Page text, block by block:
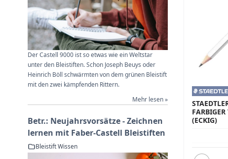
ARBIGER
ECKIG)
Der Castell 9000 ist so etwas wie ein Weltstar
unter den Bleistiften. Schon Joseph Beuys oder
Heinrich Böll schwärmten von dem grünen Bleistift
mit den zwei kämpfenden Rittern.
Mehr lesen »
Betr.: Neujahrsvorsätze - Zeichnen
lernen mit Faber-Castell Bleistiften
Bleistift Wissen